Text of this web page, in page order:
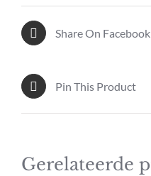
Share On Facebook
Pin This Product
Gerelateerde